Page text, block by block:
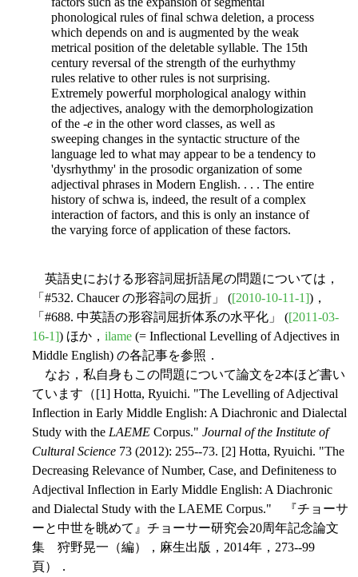
phonological rules of final schwa deletion, a process
which depends on and is augmented by the weak
metrical position of the deletable syllable. The 15th
century reversal of the strength of the eurhythmy
rules relative to other rules is not surprising.
Extremely powerful morphological analogy within
the adjectives, analogy with the demorphologization
of the -e in the other word classes, as well as
sweeping changes in the syntactic structure of the
language led to what may appear to be a tendency to
'dysrhythmy' in the prosodic organization of some
adjectival phrases in Modern English. . . . The entire
history of schwa is, indeed, the result of a complex
interaction of factors, and this is only an instance of
the varying force of application of these factors.
英語史における形容詞屈折語尾の問題については，
「#532. Chaucer の形容詞の屈折」 ([2010-10-11-1])，
「#688. 中英語の形容詞屈折体系の水平化」 ([2011-03-
16-1]) ほか， ilame (= Inflectional Levelling of Adjectives in
Middle English) の各記事を参照．
なお，私自身もこの問題について論文を2本ほど書い
ています（[1] Hotta, Ryuichi. "The Levelling of Adjectival
Inflection in Early Middle English: A Diachronic and Dialectal
Study with the LAEME Corpus." Journal of the Institute of
Cultural Science 73 (2012): 255--73. [2] Hotta, Ryuichi. "The
Decreasing Relevance of Number, Case, and Definiteness to
Adjectival Inflection in Early Middle English: A Diachronic
and Dialectal Study with the LAEME Corpus." 『チョーサ
ーと中世を眺めて』チョーサー研究会20周年記念論文
集 狩野晃一（編），麻生出版，2014年，273--99
頁）．